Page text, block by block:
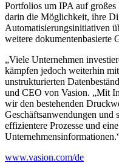
Portfolios um IPA auf großes
darin die Möglichkeit, ihre
Automatisierungsinitiativen
weitere dokumentenbasierte
„Viele Unternehmen
kämpfen jedoch weiterhin
unstrukturierten
und CEO von Vasion. „Mit
wir den bestehenden
Geschäftsanwendungen und
effizientere Prozesse und
www.vasion.com/de